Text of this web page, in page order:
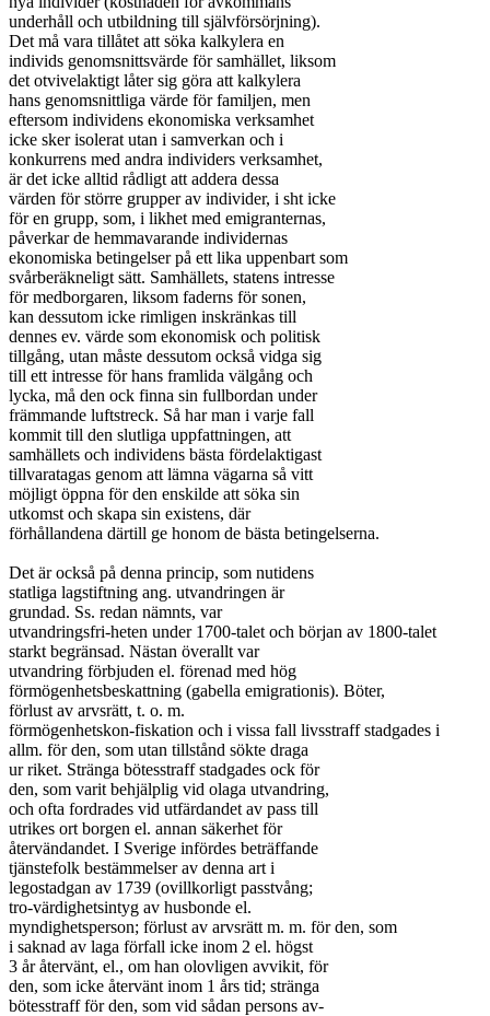
underhåll och utbildning till självförsörjning).
Det må vara tillåtet att söka kalkylera en
individs genomsnittsvärde för samhället, liksom
det otvivelaktigt låter sig göra att kalkylera
hans genomsnittliga värde för familjen, men
eftersom individens ekonomiska verksamhet
icke sker isolerat utan i samverkan och i
konkurrens med andra individers verksamhet,
är det icke alltid rådligt att addera dessa
värden för större grupper av individer, i sht icke
för en grupp, som, i likhet med emigranternas,
påverkar de hemmavarande individernas
ekonomiska betingelser på ett lika uppenbart som
svårberäkneligt sätt. Samhällets, statens intresse
för medborgaren, liksom faderns för sonen,
kan dessutom icke rimligen inskränkas till
dennes ev. värde som ekonomisk och politisk
tillgång, utan måste dessutom också vidga sig
till ett intresse för hans framlida välgång och
lycka, må den ock finna sin fullbordan under
främmande luftstreck. Så har man i varje fall
kommit till den slutliga uppfattningen, att
samhällets och individens bästa fördelaktigast
tillvaratagas genom att lämna vägarna så vitt
möjligt öppna för den enskilde att söka sin
utkomst och skapa sin existens, där
förhållandena därtill ge honom de bästa betingelserna.
Det är också på denna princip, som nutidens
statliga lagstiftning ang. utvandringen är
grundad. Ss. redan nämnts, var
utvandringsfri-heten under 1700-talet och början av 1800-talet
starkt begränsad. Nästan överallt var
utvandring förbjuden el. förenad med hög
förmögenhetsbeskattning (gabella emigrationis). Böter,
förlust av arvsrätt, t. o. m.
förmögenhetskon-fiskation och i vissa fall livsstraff stadgades i
allm. för den, som utan tillstånd sökte draga
ur riket. Stränga bötesstraff stadgades ock för
den, som varit behjälplig vid olaga utvandring,
och ofta fordrades vid utfärdandet av pass till
utrikes ort borgen el. annan säkerhet för
återvändandet. I Sverige infördes beträffande
tjänstefolk bestämmelser av denna art i
legostadgan av 1739 (ovillkorligt passtvång;
tro-värdighetsintyg av husbonde el.
myndighetsperson; förlust av arvsrätt m. m. för den, som
i saknad av laga förfall icke inom 2 el. högst
3 år återvänt, el., om han olovligen avvikit, för
den, som icke återvänt inom 1 års tid; stränga
bötesstraff för den, som vid sådan persons av-